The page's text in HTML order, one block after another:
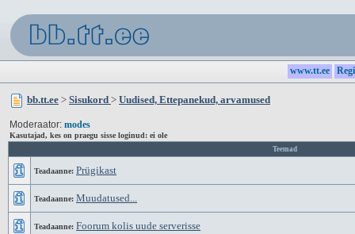
www.tt.ee
bb.tt.ee > Sisukord > Uudised, Ettepanekud, arvamused
Moderaator: modes
Kasutajad, kes on praegu sisse loginud: ei ole
Teemad
Teadaanne: Prügikast
Teadaanne: Muudatused...
Teadaanne: Foorum kolis uude serverisse